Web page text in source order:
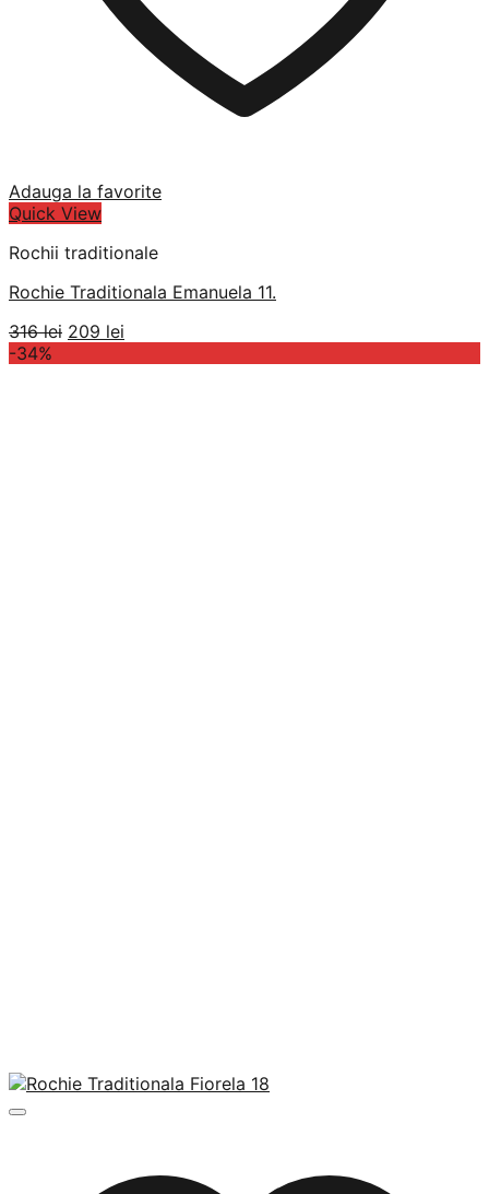
Adauga la favorite
Quick View
Rochii traditionale
Rochie Traditionala Emanuela 11.
316lei Prețul
209 lei
-34%